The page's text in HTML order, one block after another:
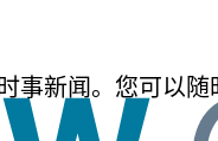
新闻。您可以